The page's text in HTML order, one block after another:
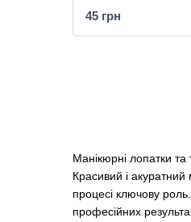
Манікюрні лопатки та
Красивий і
процесі ключову
професійних
45 грн